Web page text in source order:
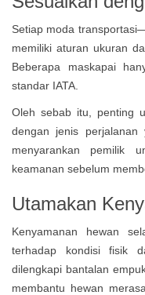
Setiap moda
memiliki aturan ukuran
Beberapa maskapai
standar IATA.
Oleh sebab itu, penting
dengan jenis perjalanan
menyarankan pemilik
keamanan sebelum
Utamakan
Kenyamanan hewan
terhadap kondisi fisik
dilengkapi bantalan
membantu hewan